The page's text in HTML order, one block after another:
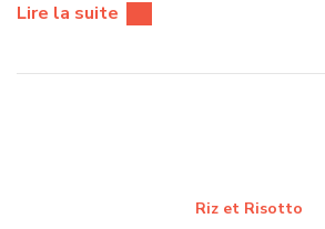
Lire la suite
Riz et Risotto